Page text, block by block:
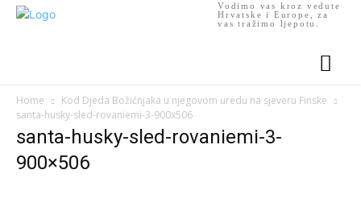
Vodimo vas kroz vedute
Hrvatske i Europe, za
vas tražimo ljepotu.
Home
Kod Djeda Božićnjaka u njegovom uredu na sjeveru Finske
santa-husky-sled-rovaniemi-3-900x506
santa-husky-sled-rovaniemi-3-
900×506